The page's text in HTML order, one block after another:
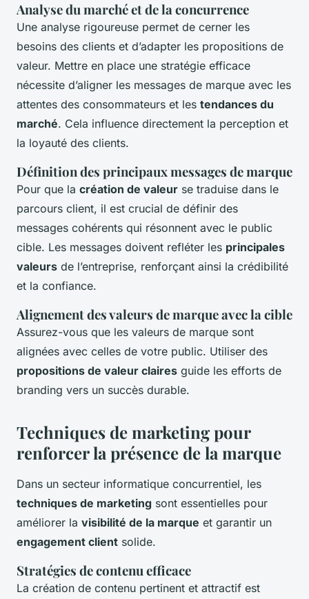
Analyse du marché et de la concurrence
Une analyse rigoureuse permet de cerner les
besoins des clients et d’adapter les propositions de
valeur. Mettre en place une stratégie efficace
nécessite d’aligner les messages de marque avec les
attentes des consommateurs et les tendances du
marché. Cela influence directement la perception et
la loyauté des clients.
Définition des principaux messages de marque
Pour que la création de valeur se traduise dans le
parcours client, il est crucial de définir des
messages cohérents qui résonnent avec le public
cible. Les messages doivent refléter les principales
valeurs de l’entreprise, renforçant ainsi la crédibilité
et la confiance.
Alignement des valeurs de marque avec la cible
Assurez-vous que les valeurs de marque sont
alignées avec celles de votre public. Utiliser des
propositions de valeur claires guide les efforts de
branding vers un succès durable.
Techniques de marketing pour
renforcer la présence de la marque
Dans un secteur informatique concurrentiel, les
techniques de marketing sont essentielles pour
améliorer la visibilité de la marque et garantir un
engagement client solide.
Stratégies de contenu efficace
La création de contenu pertinent et attractif est